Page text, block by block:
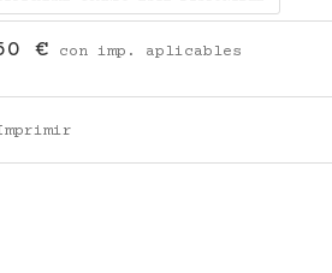
€ con imp. aplicables